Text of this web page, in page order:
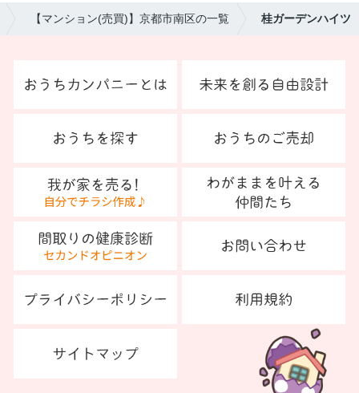
【マンション(売買)】京都市南区の一覧 桂ガーデンハイツ